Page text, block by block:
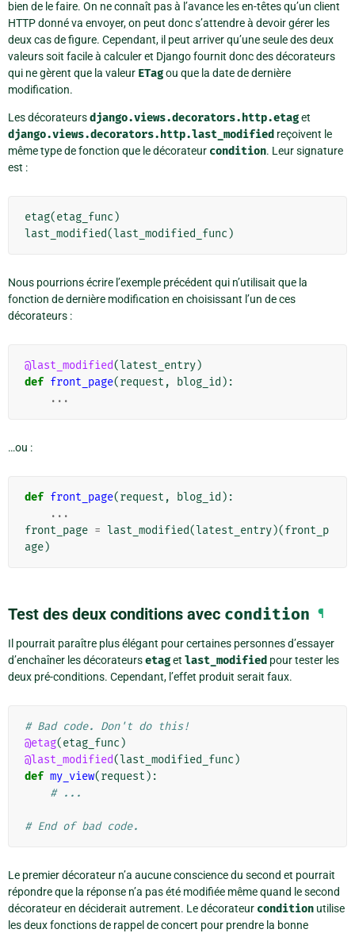
bien de le faire. On ne connaît pas à l’avance les en-têtes qu’un client
HTTP donné va envoyer, on peut donc s’attendre à devoir gérer les
deux cas de figure. Cependant, il peut arriver qu’une seule des deux
valeurs soit facile à calculer et Django fournit donc des décorateurs
qui ne gèrent que la valeur ETagou que la date de dernière
modification.
Les décorateursdjango.views.decorators.http.etaget
django.views.decorators.http.last_modified reçoivent le
même type de fonction que le décorateur condition. Leur signature
est :
etag(etag_func )
last_modified(last_modified_func )
Nous pourrions écrire l’exemple précédent qui n’utilisait que la
fonction de dernière modification en choisissant l’un de ces
décorateurs :
@last_modified(latest_entry)
def front_page(request , blog_id ):
...
…ou :
def front_page(request , blog_id ):
...
front_page = last_modified(latest_entry)(front_p
age)
Test des deux conditions avec condition ¶
Il pourrait paraître plus élégant pour certaines personnes d’essayer
d’enchaîner les décorateursetaget last_modified pour tester les
deux pré-conditions. Cependant, l’effet produit serait faux.
# Bad code. Don't do this!
@etag(etag_func )
@last_modified(last_modified_func )
def my_view(request ):
# ...
# End of bad code.
Le premier décorateur n’a aucune conscience du second et pourrait
répondre que la réponse n’a pas été modifiée même quand le second
décorateur en déciderait autrement. Le décorateur condition utilise
les deux fonctions de rappel de concert pour prendre la bonne